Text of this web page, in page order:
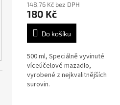
produktu
je
5,0
5
hvězdiček.
148,76 Kč bez DPH
180 Kč
Do košíku
500 ml, Speciálně vyvinuté
víceúčelové mazadlo,
vyrobené z nejkvalitnějších
surovin.